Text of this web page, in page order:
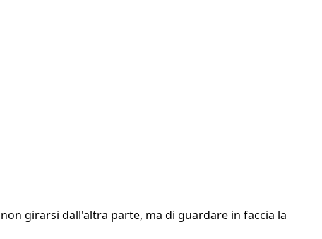
girarsi dall'altra parte, ma di guardare in faccia la